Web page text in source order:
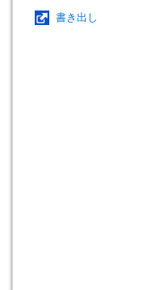
書き出し